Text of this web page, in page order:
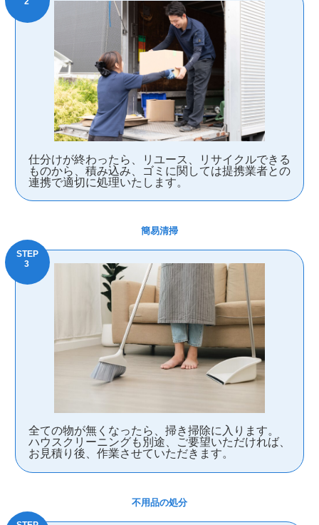
仕分けが終わったら、リユース、リサイクルできる
ものから、積み込み、ゴミに関しては提携業者との
連携で適切に処理いたします。
簡易清掃
全ての物が無くなったら、掃き掃除に入ります。
ハウスクリーニングも別途、ご要望いただければ、
お見積り後、作業させていただきます。
不用品の処分